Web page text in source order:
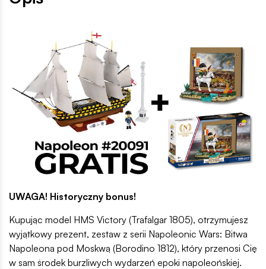
UWAGA! Historyczny bonus!
Kupując model HMS Victory (Trafalgar 1805), otrzymujesz
wyjątkowy prezent, zestaw z serii Napoleonic Wars: Bitwa
Napoleona pod Moskwą (Borodino 1812), który przenosi Cię
w sam środek burzliwych wydarzeń epoki napoleońskiej.